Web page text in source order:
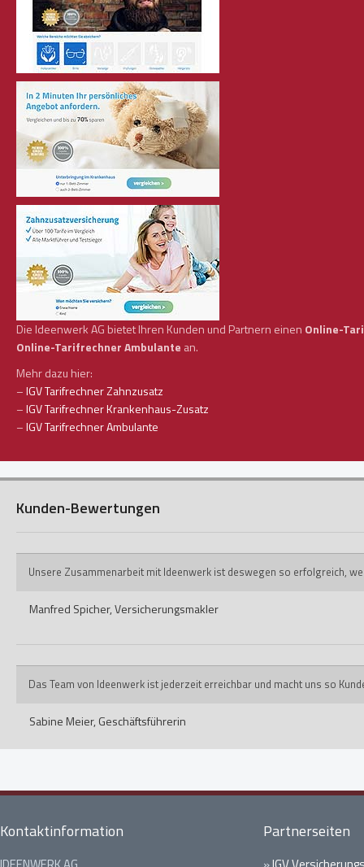
Die Ideenwerk AG bietet Ihren Kunden und Partnern einen Online-
Online-Tarifrechner Ambulante an.
Mehr dazu hier:
–IGV Tarifrechner Zahnzusatz
–IGV Tarifrechner Krankenhaus-Zusatz
–IGV Tarifrechner Ambulante
Kunden-Bewertungen
Unsere Zusammenarbeit mit Ideenwerk ist deswegen so erfolgreich,
Manfred Spicher,Versicherungsmakler
Das Team von Ideenwerk ist jederzeit erreichbar und macht uns so
Sabine Meier, Geschäftsführerin
Kontaktinformation Partnerseiten